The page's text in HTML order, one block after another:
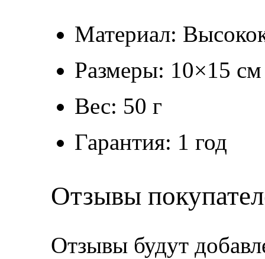
Материал:
Размеры: 10×15 см
Вес: 50 г
Гарантия: 1 год
Отзывы
Отзывы будут